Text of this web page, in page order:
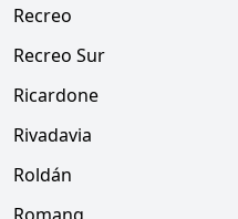
Recreo
Recreo Sur
Ricardone
Rivadavia
Roldán